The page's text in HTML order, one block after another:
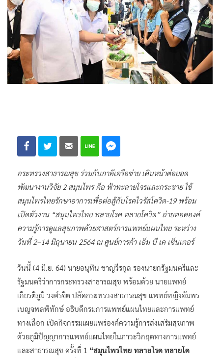
กระทรวงสาธารณสุข ร่วมกับภาคีเครือข่าย เดินหน้าต่อยอด
พัฒนางานวิจัย 2 สมุนไพร คือ ฟ้าทะลายโจรและกระชาย ใช้
สมุนไพรไทยรักษาอาการเพื่อต่อสู้กับโรคไวรัสโควิด-19 พร้อม
เปิดตัวงาน “สมุนไพรไทย ทลายโรค ทลายโควิด” ถ่ายทอดองค์
ความรู้การดูแลสุขภาพด้วยศาสตร์การแพทย์แผนไทย ระหว่าง
วันที่ 2–14 มิถุนายน 2564 ณ ศูนย์การค้า เอ็ม บี เค เซ็นเตอร์
วันนี้ (4 มิ.ย. 64) นายอนุทิน ชาญวีรกูล รองนายกรัฐมนตรีและ
รัฐมนตรีว่าการกระทรวงสาธารณสุข พร้อมด้วย นายแพทย์
เกียรติภูมิ วงศ์รจิต ปลัดกระทรวงสาธารณสุข แพทย์หญิงอัมพร
เบญจพลพิทักษ์ อธิบดีกรมการแพทย์แผนไทยและการแพทย์
ทางเลือก เปิดกิจกรรมเผยแพร่องค์ความรู้การส่งเสริมสุขภาพ
ด้วยภูมิปัญญาการแพทย์แผนไทยในภาวะวิกฤตทางการแพทย์
และสาธารณสุข ครั้งที่ 1 “สมุนไพรไทย ทลายโรค ทลายโค